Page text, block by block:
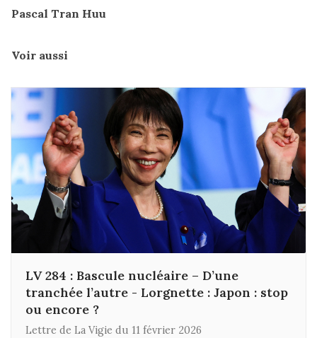
Pascal Tran Huu
Voir aussi
LV 284 : Bascule nucléaire – D’une
tranchée l’autre - Lorgnette : Japon : stop
ou encore ?
Lettre de La Vigie du 11 février 2026